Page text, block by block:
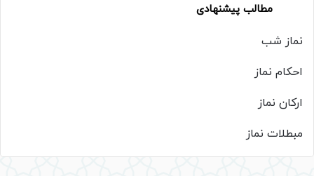
مطالب پیشنهادی
نماز شب
احکام نماز
ارکان نماز
مبطلات نماز